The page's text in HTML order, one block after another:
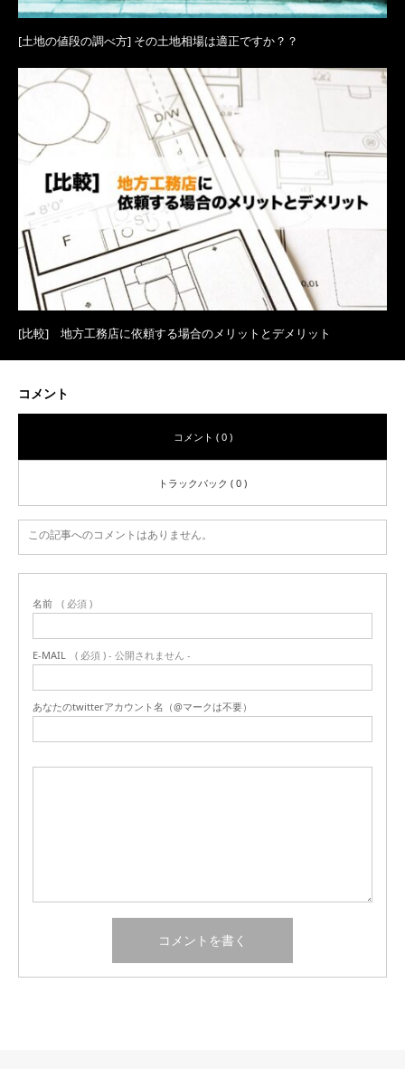
[土地の値段の調べ方] その土地相場は適正ですか？？
[比較] 地方工務店に依頼する場合のメリットとデメリット
コメント
コメント ( 0 )
トラックバック ( 0 )
この記事へのコメントはありません。
名前 ( 必須 )
E-MAIL ( 必須 ) - 公開されません -
あなたのtwitterアカウント名（@マークは不要）